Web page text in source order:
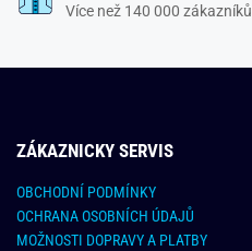
Více než 140 000 zákazníků
ZÁKAZNICKY SERVIS
OBCHODNÍ PODMÍNKY
OCHRANA OSOBNÍCH ÚDAJŮ
MOŽNOSTI DOPRAVY A PLATBY